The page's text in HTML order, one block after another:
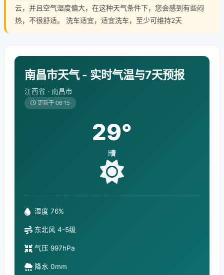
云，并且空气湿度偏大，在这种天气条件下，您会感到有些闷
热，不很舒适。 洗车适宜，适宜洗车，至少可维持2天
南昌市天气 - 实时气温与7天预报
江西省 · 南昌市
更新于 06:15
29°
晴
湿度 76%
东北风 4-5级
气压 997hPa
降水 0mm